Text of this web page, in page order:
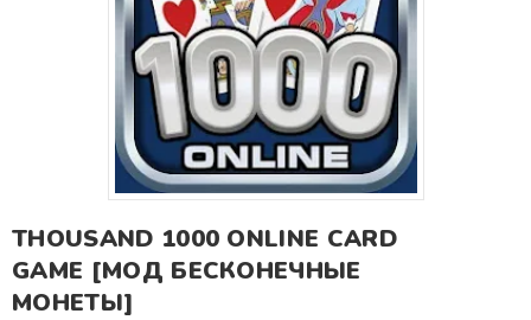
THOUSAND 1000 ONLINE CARD
GAME [МОД БЕСКОНЕЧНЫЕ
МОНЕТЫ]